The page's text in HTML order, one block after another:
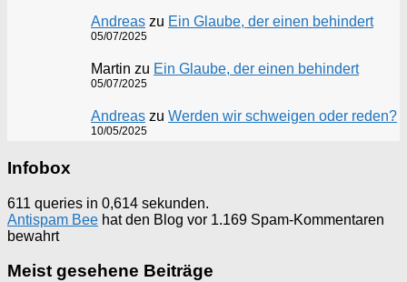
Andreas zu Ein Glaube, der einen behindert
05/07/2025
Martin zu Ein Glaube, der einen behindert
05/07/2025
Andreas zu Werden wir schweigen oder reden?
10/05/2025
Infobox
611 queries in 0,614 sekunden.
Antispam Bee hat den Blog vor 1.169 Spam-Kommentaren
bewahrt
Meist gesehene Beiträge